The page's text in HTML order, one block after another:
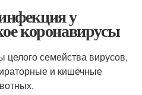
у
коронавирусы
семейства вирусов,
и кишечные